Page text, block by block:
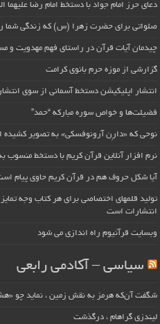
دعای حرز امام جواد با دستخط امام رضا علیهما
صلواتی برای حضرت زهرا (س) که زندگی شما
چیدمان آیات قرآن در راستای فهم مهدویت و
گزارشی از موزه حرم بانوی کرامت
انتشار اپلیکیشن دستخط آسمانی از سوی
فضیلت‌ها و خواص سوره مبارکه “حمد”
نوحی که «دارِن آرونوفسکی» به تصویر
نرم افزار آنلاین قرآن کریم با دستخط منسوب
آیا شکل حروف هم در قرآن کریم حاوی پیام
تولید قلمهای اختصاصی برای هر کتاب وجه
انتشارات است
وبسایت قرآنیوم راه اندازی می شود
سیاسی – آکادمی رابعی
شگفت آن‌که هرمز به نقش زمین ، نماید چو
لیندزی گراهام ، درگذشت